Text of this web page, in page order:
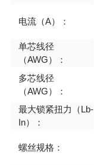
电流（A）：
单芯线径
（AWG）：
多芯线径
（AWG）：
最大锁紧扭力（Lb-
In）：
螺丝规格：